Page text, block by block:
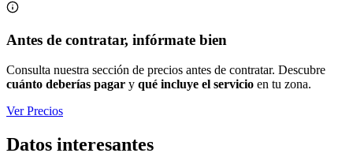
Antes de contratar, infórmate bien
Consulta nuestra sección de precios antes de contratar. Descubre
cuánto deberías pagar y qué incluye el servicio en tu zona.
Ver Precios
Datos interesantes